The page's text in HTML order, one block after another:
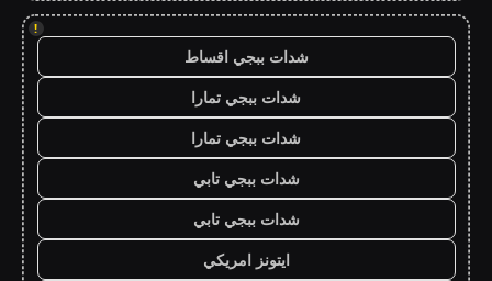
!
شدات ببجي اقساط
شدات ببجي تمارا
شدات ببجي تمارا
شدات ببجي تابي
شدات ببجي تابي
ايتونز امريكي